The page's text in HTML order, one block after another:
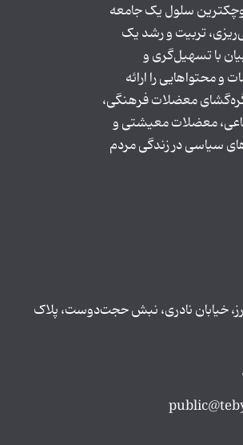
سلول یک جامعه
تربیت و رشد یک
با تسهیل‌گری و
و محتواهایی را ارائه
معضلات فرهنگی،
معضلات معیشتی و
سیاسی در زندگی مردم
خیابان نادری، نبش حجت‌دوست، پلاک